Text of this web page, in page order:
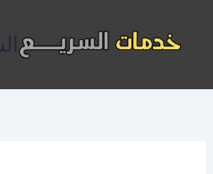
المحتوى